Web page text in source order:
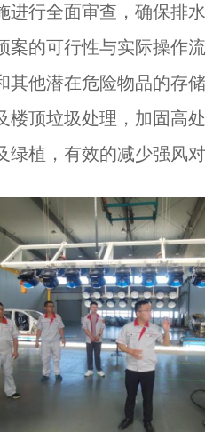
进行全面审查，确保排
案的可行性与实际操作
其他潜在危险物品的存
楼顶垃圾处理，加固高
绿植，有效的减少强风